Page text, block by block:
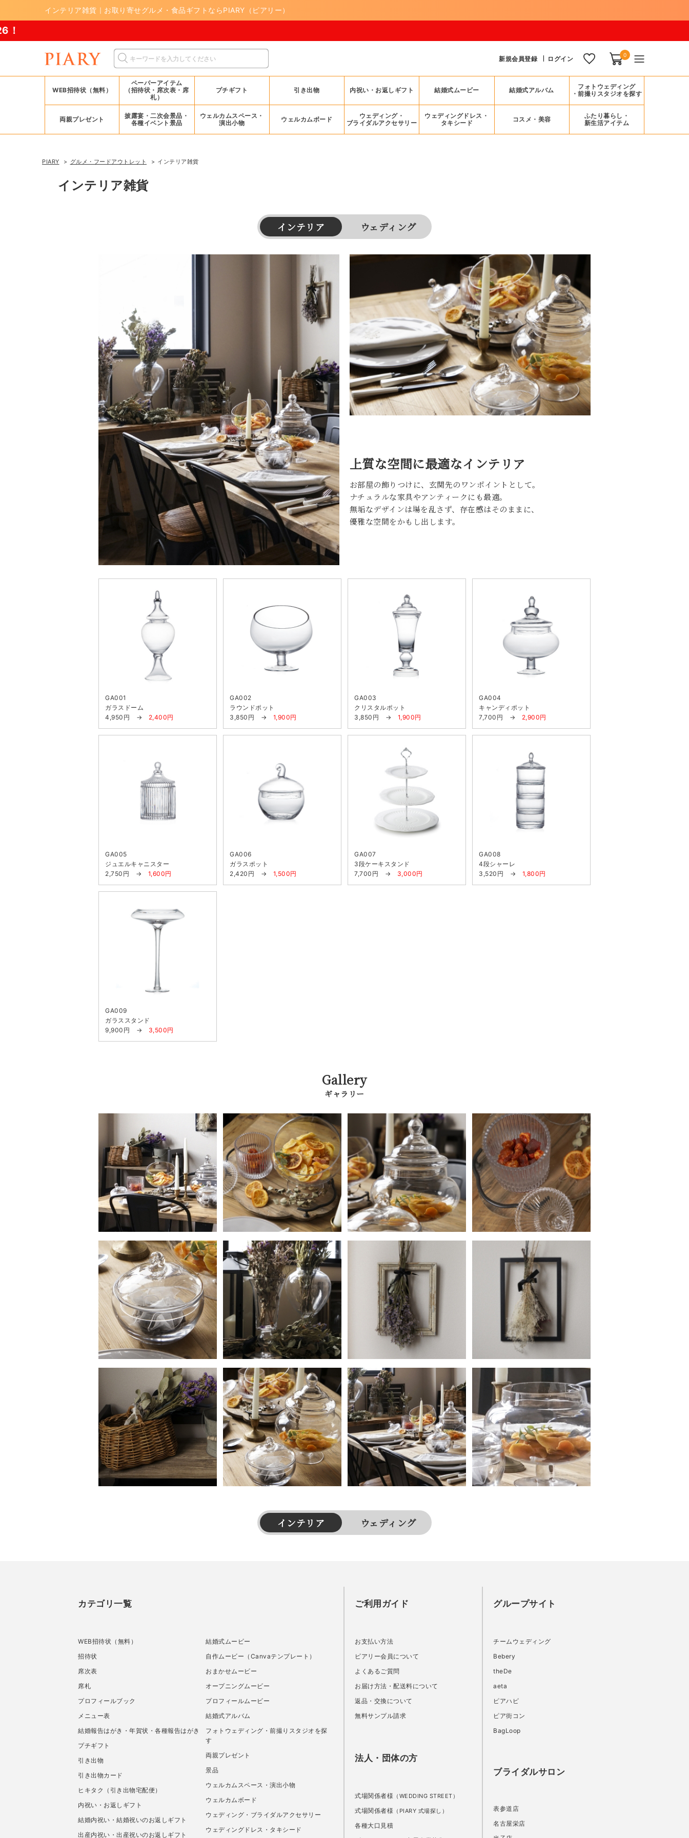
インテリア雑貨｜お取り寄せグルメ・食品ギフトならPIARY（ピアリー）
新規会員登録 ログイン 0
WEB招待状（無料）
ペーパーアイテム
（招待状・席次表・席
札）
プチギフト 引き出物 内祝い・お返しギフト 結婚式ムービー 結婚式アルバム
フォトウェディング
・前撮りスタジオを探す
両親プレゼント
披露宴・二次会景品・
各種イベント景品
ウェルカムスペース・
演出小物
ウェルカムボード
ウェディング・
ブライダルアクセサリー
ウェディングドレス・
タキシード
コスメ・美容
ふたり暮らし・
新生活アイテム
PIARY グルメ・フードアウトレット インテリア雑貨
インテリア雑貨
インテリア ウェディング
上質な空間に最適なインテリア
お部屋の飾りつけに、玄関先のワンポイントとして。
ナチュラルな家具やアンティークにも最適。
無垢なデザインは場を乱さず、存在感はそのままに、
優雅な空間をかもし出します。
GA001
ガラスドーム
4,950円 → 2,400円
GA002
ラウンドポット
3,850円 → 1,900円
GA003
クリスタルポット
3,850円 → 1,900円
GA004
キャンディポット
7,700円 → 2,900円
GA005
ジュエルキャニスター
2,750円 → 1,600円
GA006
ガラスポット
2,420円 → 1,500円
GA007
3段ケーキスタンド
7,700円 → 3,000円
GA008
4段シャーレ
3,520円 → 1,800円
GA009
ガラススタンド
9,900円 → 3,500円
Gallery
ギャラリー
インテリア ウェディング
カテゴリ一覧
WEB招待状（無料）
招待状
席次表
席札
プロフィールブック
メニュー表
結婚報告はがき・年賀状・各種報告はがき
プチギフト
引き出物
引き出物カード
ヒキタク（引き出物宅配便）
内祝い・お返しギフト
結婚内祝い・結婚祝いのお返しギフト
出産内祝い・出産祝いのお返しギフト
結婚式ムービー
自作ムービー（Canvaテンプレート）
おまかせムービー
オープニングムービー
プロフィールムービー
結婚式アルバム
フォトウェディング・前撮りスタジオを探
す
両親プレゼント
景品
ウェルカムスペース・演出小物
ウェルカムボード
ウェディング・ブライダルアクセサリー
ウェディングドレス・タキシード
ご利用ガイド
お支払い方法
ピアリー会員について
よくあるご質問
お届け方法・配送料について
返品・交換について
無料サンプル請求
法人・団体の方
式場関係者様 （WEDDING STREET）
式場関係者様 （PIARY 式場探し）
各種大口見積
グループサイト
チームウェディング
Bebery
theDe
aeta
ピアハピ
ピア街コン
BagLoop
ブライダルサロン
表参道店
名古屋栄店